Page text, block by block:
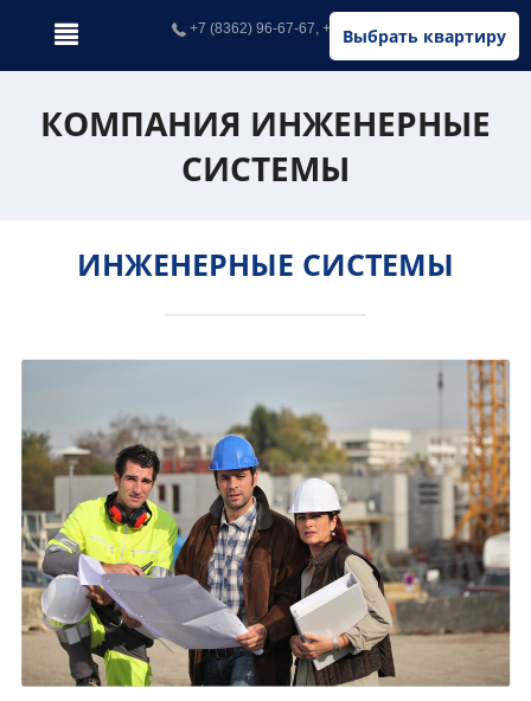
Выбрать квартиру
+7 (8362) 96-67-67, +7 (902) 326-67-67
КОМПАНИЯ ИНЖЕНЕРНЫЕ
СИСТЕМЫ
ИНЖЕНЕРНЫЕ СИСТЕМЫ